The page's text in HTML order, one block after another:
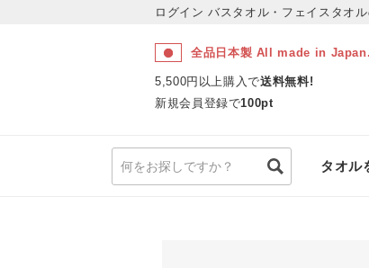
ログインバスタオル・フェイスタオ
全品日本製 All made in Japan.
5,500円以上購入で送料無料!
新規会員登録で100pt
タオル